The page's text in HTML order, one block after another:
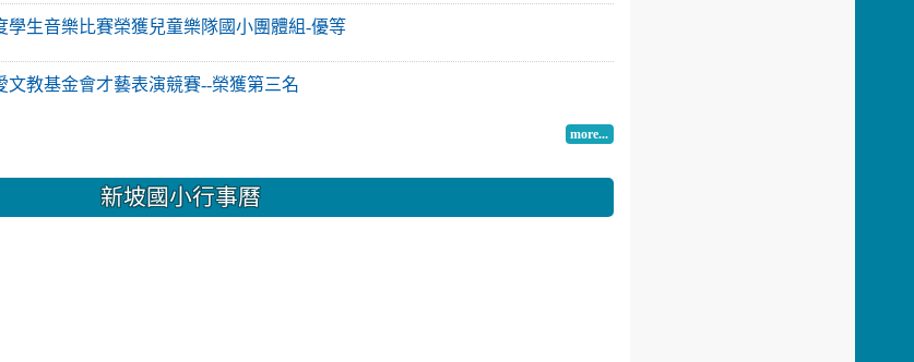
學生音樂比賽榮獲兒童樂隊國小團體組-優等
文教基金會才藝表演競賽--榮獲第三名
more...
新坡國小行事曆